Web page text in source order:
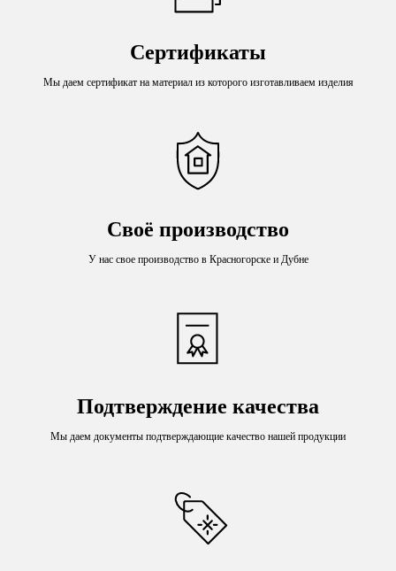
Сертификаты
Мы даем сертификат на материал из которого изготавливаем изделия
Своё производство
У нас свое производство в Красногорске и Дубне
Подтверждение качества
Мы даем документы подтверждающие качество нашей продукции